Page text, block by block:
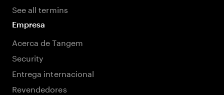
See all termins
Empresa
Acerca de Tangem
Security
Entrega internacional
Revendedores